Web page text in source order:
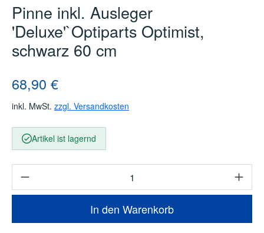
Pinne inkl. Ausleger
'Deluxe'`Optiparts Optimist,
schwarz 60 cm
Regulärer Preis:
68,90 €
inkl. MwSt. zzgl. Versandkosten
Artikel ist lagernd
Produkt Anzahl: Gib den gewünschten
In den Warenkorb